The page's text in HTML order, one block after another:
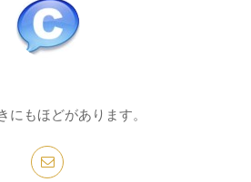
にもほどがあります。